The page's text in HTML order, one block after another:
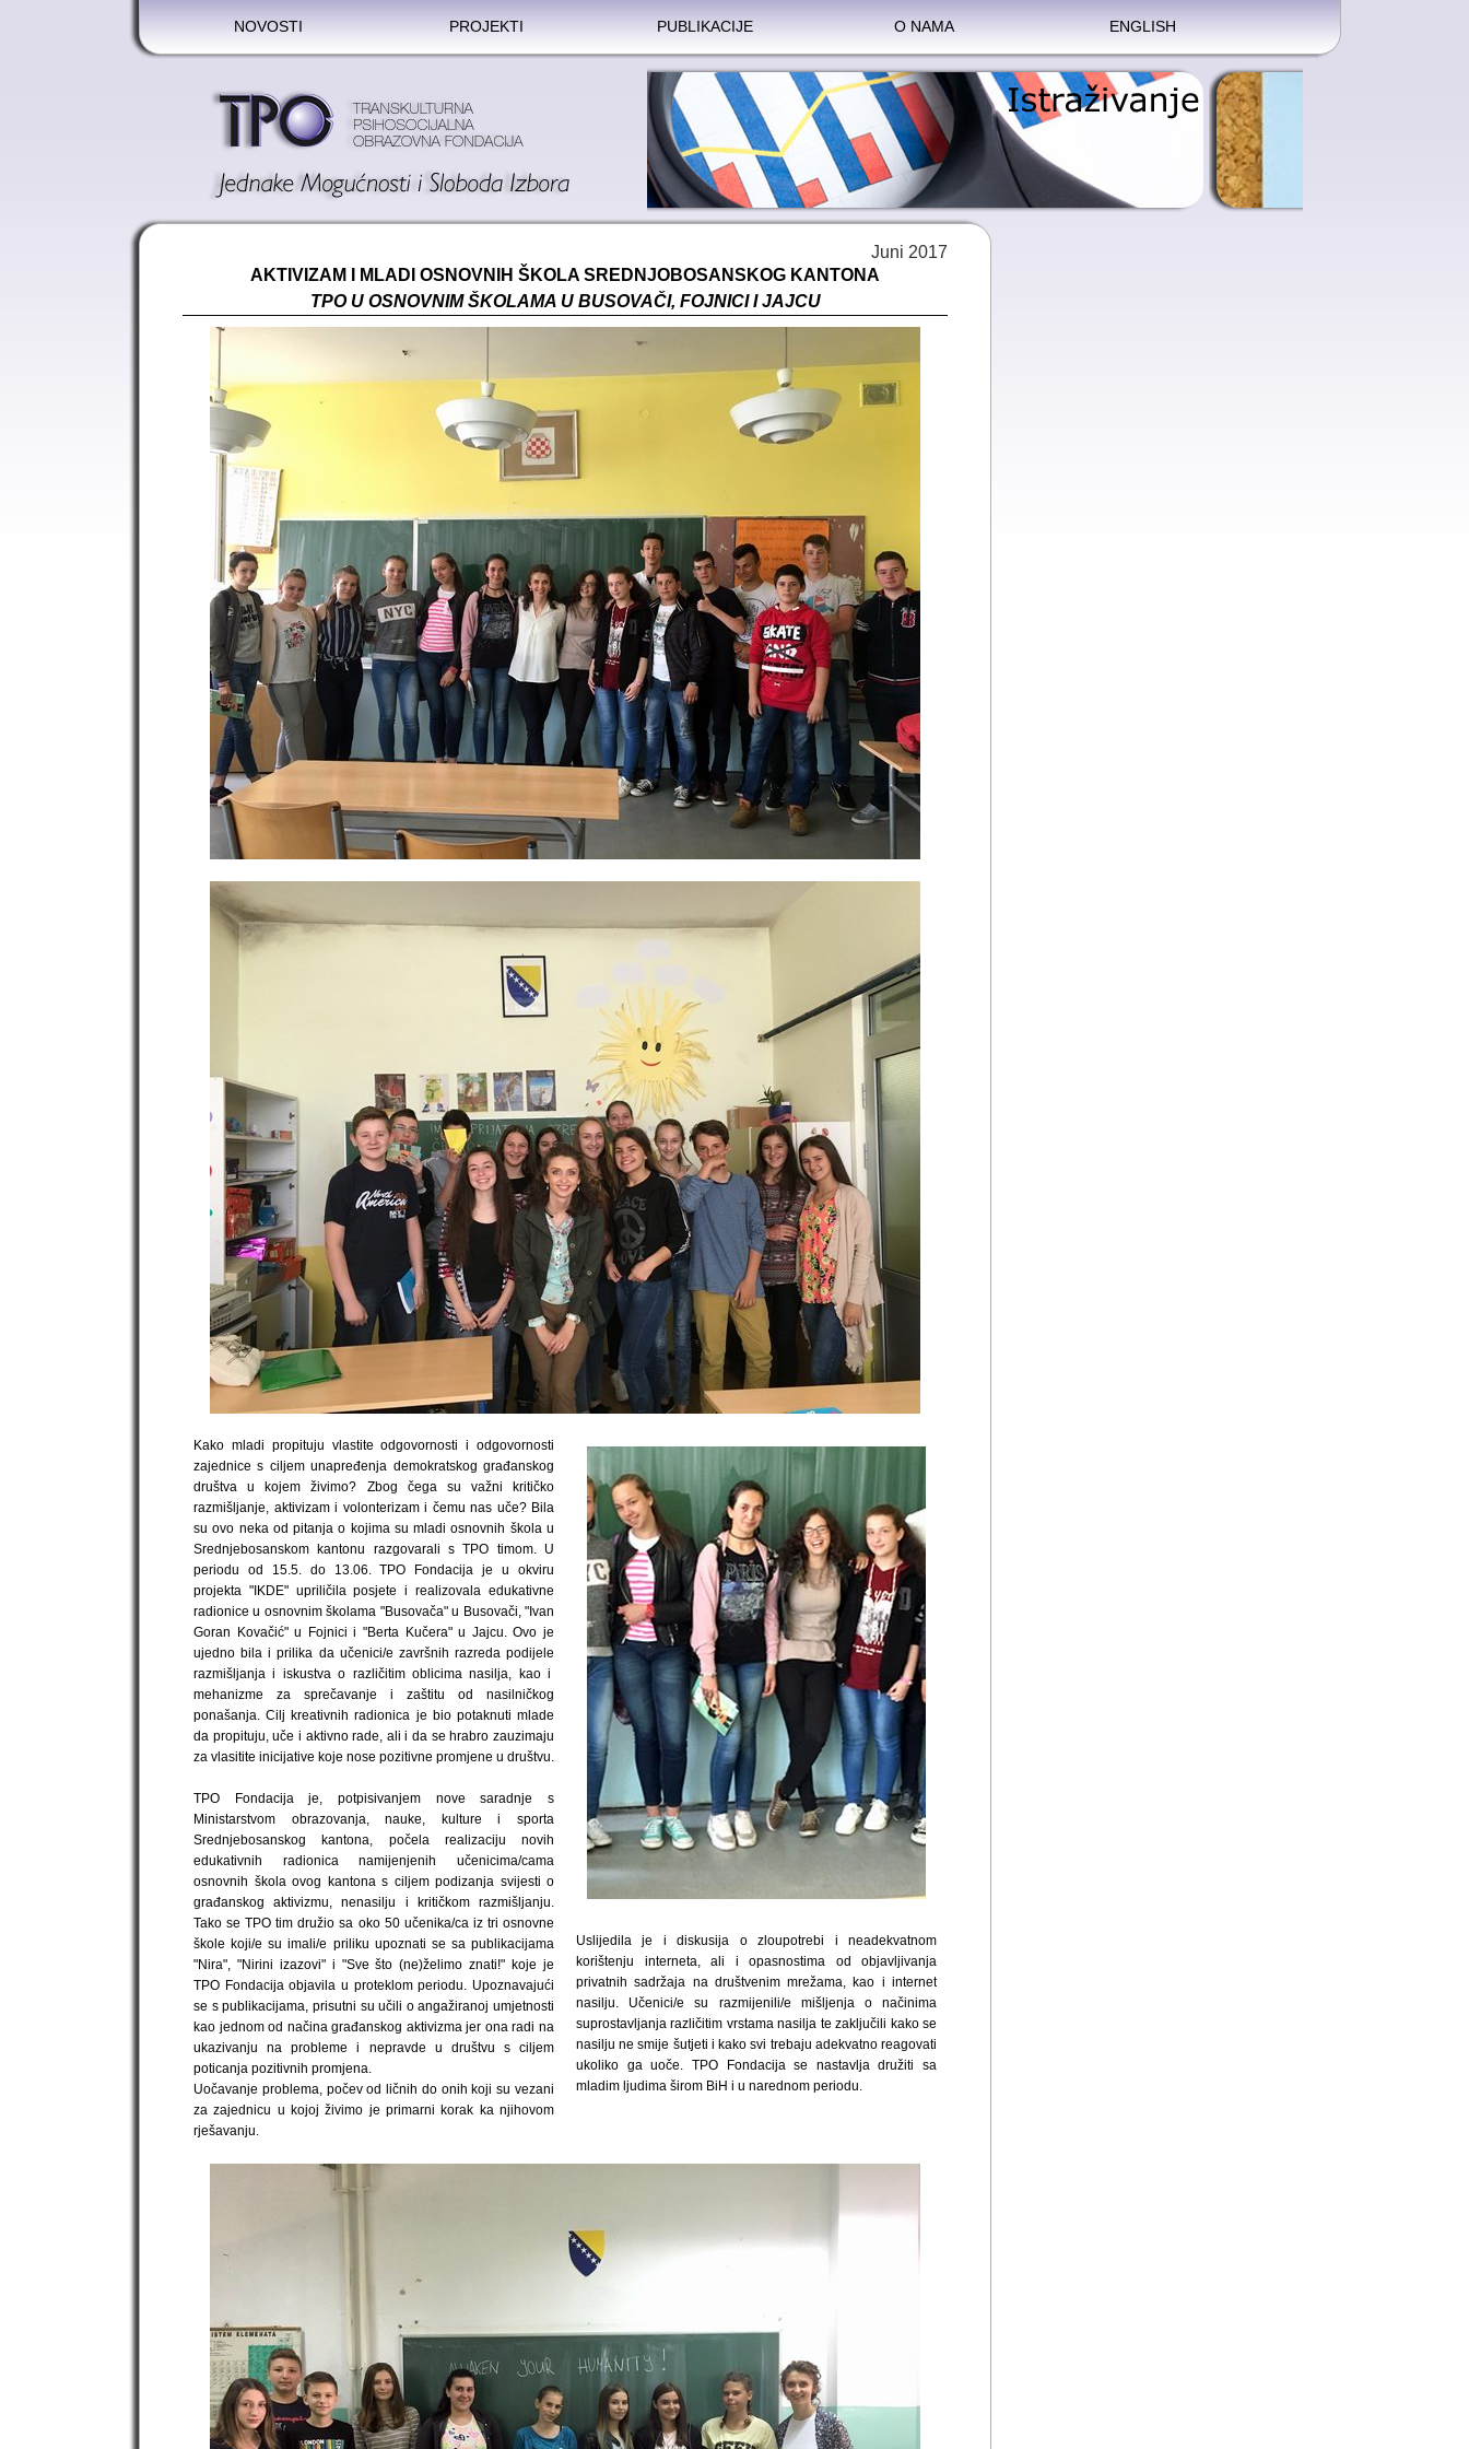
NOVOSTI PROJEKTI PUBLIKACIJE O NAMA ENGLISH
Juni 2017
AKTIVIZAM I MLADI OSNOVNIH ŠKOLA SREDNJOBOSANSKOG KANTONA
TPO U OSNOVNIM ŠKOLAMA U BUSOVAČI, FOJNICI I JAJCU
Kako mladi propituju vlastite odgovornosti i odgovornosti
zajednice s ciljem unapređenja demokratskog građanskog
društva u kojem živimo? Zbog čega su važni kritičko
razmišljanje, aktivizam i volonterizam i čemu nas uče? Bila
su ovo neka od pitanja o kojima su mladi osnovnih škola u
Srednjebosanskom kantonu razgovarali s TPO timom. U
periodu od 15.5. do 13.06. TPO Fondacija je u okviru
projekta "IKDE" upriličila posjete i realizovala edukativne
radionice u osnovnim školama "Busovača" u Busovači, "Ivan
Goran Kovačić" u Fojnici i "Berta Kučera" u Jajcu. Ovo je
ujedno bila i prilika da učenici/e završnih razreda podijele
razmišljanja i iskustva o različitim oblicima nasilja, kao i
mehanizme za sprečavanje i zaštitu od nasilničkog
ponašanja. Cilj kreativnih radionica je bio potaknuti mlade
da propituju, uče i aktivno rade, ali i da se hrabro zauzimaju
za vlasitite inicijative koje nose pozitivne promjene u društvu.
TPO Fondacija je, potpisivanjem nove saradnje s
Ministarstvom obrazovanja, nauke, kulture i sporta
Srednjebosanskog kantona, počela realizaciju novih
edukativnih radionica namijenjenih učenicima/cama
osnovnih škola ovog kantona s ciljem podizanja svijesti o
građanskog aktivizmu, nenasilju i kritičkom razmišljanju.
Tako se TPO tim družio sa oko 50 učenika/ca iz tri osnovne
škole koji/e su imali/e priliku upoznati se sa publikacijama
"Nira", "Nirini izazovi" i "Sve što (ne)želimo znati!" koje je
TPO Fondacija objavila u proteklom periodu. Upoznavajući
se s publikacijama, prisutni su učili o angažiranoj umjetnosti
kao jednom od načina građanskog aktivizma jer ona radi na
ukazivanju na probleme i nepravde u društvu s ciljem
poticanja pozitivnih promjena.
Uočavanje problema, počev od ličnih do onih koji su vezani
za zajednicu u kojoj živimo je primarni korak ka njihovom
rješavanju.
Uslijedila je i diskusija o zloupotrebi i neadekvatnom
korištenju interneta, ali i opasnostima od objavljivanja
privatnih sadržaja na društvenim mrežama, kao i internet
nasilju. Učenici/e su razmijenili/e mišljenja o načinima
suprostavljanja različitim vrstama nasilja te zaključili kako se
nasilju ne smije šutjeti i kako svi trebaju adekvatno reagovati
ukoliko ga uoče. TPO Fondacija se nastavlja družiti sa
mladim ljudima širom BiH i u narednom periodu.